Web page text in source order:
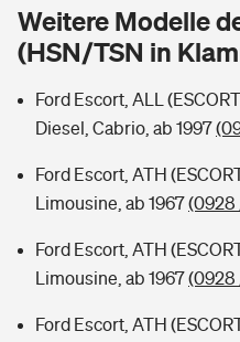
Hochwasser-Check: Wie
Wer versichert was: Jetzt
Sie haben Fragen?
Private Cyberversicherung
Zur Übersicht
Tools
Kinderunfall-Check: Mehr
Sie haben Fragen?
Rentenrechner: Wie viel Geld
Weitere Modelle
(HSN/TSN in
Ford Escort, ALL
Diesel, Cabrio, ab 1997
Ford Escort, ATH
Limousine, ab 1967(0928
Ford Escort, ATH
Limousine, ab 1967(0928
Ford Escort, ATH